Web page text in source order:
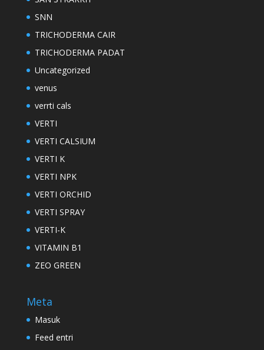
SNN
TRICHODERMA CAIR
TRICHODERMA PADAT
Uncategorized
venus
verrti cals
VERTI
VERTI CALSIUM
VERTI K
VERTI NPK
VERTI ORCHID
VERTI SPRAY
VERTI-K
VITAMIN B1
ZEO GREEN
Meta
Masuk
Feed entri